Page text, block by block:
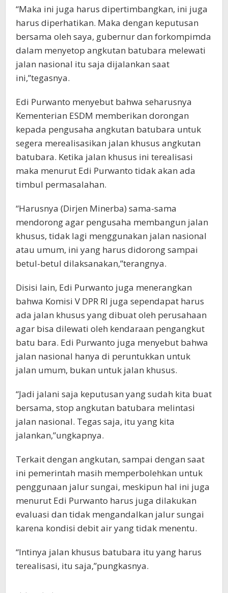
“Maka ini juga harus dipertimbangkan, ini juga
harus diperhatikan. Maka dengan keputusan
bersama oleh saya, gubernur dan forkompimda
dalam menyetop angkutan batubara melewati
jalan nasional itu saja dijalankan saat
ini,”tegasnya.
Edi Purwanto menyebut bahwa seharusnya
Kementerian ESDM memberikan dorongan
kepada pengusaha angkutan batubara untuk
segera merealisasikan jalan khusus angkutan
batubara. Ketika jalan khusus ini terealisasi
maka menurut Edi Purwanto tidak akan ada
timbul permasalahan.
“Harusnya (Dirjen Minerba) sama-sama
mendorong agar pengusaha membangun jalan
khusus, tidak lagi menggunakan jalan nasional
atau umum, ini yang harus didorong sampai
betul-betul dilaksanakan,”terangnya.
Disisi lain, Edi Purwanto juga menerangkan
bahwa Komisi V DPR RI juga sependapat harus
ada jalan khusus yang dibuat oleh perusahaan
agar bisa dilewati oleh kendaraan pengangkut
batu bara. Edi Purwanto juga menyebut bahwa
jalan nasional hanya di peruntukkan untuk
jalan umum, bukan untuk jalan khusus.
“Jadi jalani saja keputusan yang sudah kita buat
bersama, stop angkutan batubara melintasi
jalan nasional. Tegas saja, itu yang kita
jalankan,”ungkapnya.
Terkait dengan angkutan, sampai dengan saat
ini pemerintah masih memperbolehkan untuk
penggunaan jalur sungai, meskipun hal ini juga
menurut Edi Purwanto harus juga dilakukan
evaluasi dan tidak mengandalkan jalur sungai
karena kondisi debit air yang tidak menentu.
“Intinya jalan khusus batubara itu yang harus
terealisasi, itu saja,”pungkasnya.